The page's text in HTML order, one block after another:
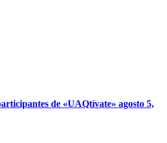
de «UAQtívate» agosto 5,